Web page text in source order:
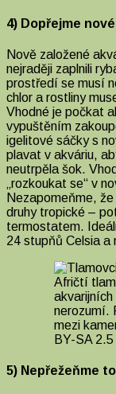
4) Dopřejme
Nově založené
nejraději zaplnili
prostředí se musí
chlor a rostliny
Vhodné je počkat
vypuštěním
igelitové sáčky s
plavat v akváriu,
neutrpěla šok.
„rozkoukat se“ v
Nezapomeňme,
druhy tropické –
termostatem.
24 stupňů Celsia
Afričtí
nerozumí.
mezi
BY-SA 2.5
5) Nepřežeňme